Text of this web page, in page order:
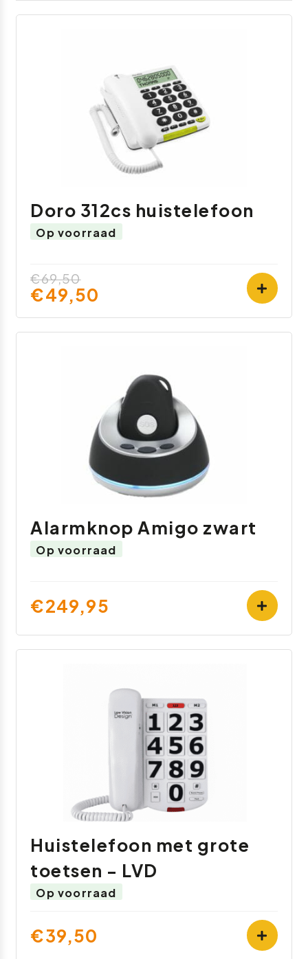
Doro 312cs huistelefoon
Op voorraad
€69,50
€49,50
Alarmknop Amigo zwart
Op voorraad
€249,95
Huistelefoon met grote
toetsen - LVD
Op voorraad
€39,50